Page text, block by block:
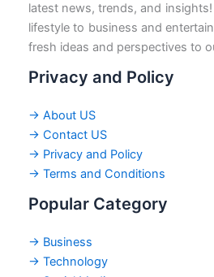
latest news, trends, and
lifestyle to business and
fresh ideas and perspectives to
Privacy and Policy
→ About US
→ Contact US
→ Privacy and Policy
→ Terms and Conditions
Popular Category
→ Business
→ Technology